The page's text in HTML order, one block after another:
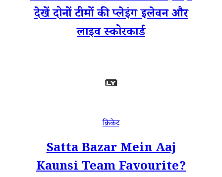
देखें दोनों टीमों की प्लेइंग इलेवन और
लाइव स्कोरकार्ड
क्रिकेट
Satta Bazar Mein Aaj
Kaunsi Team Favourite?